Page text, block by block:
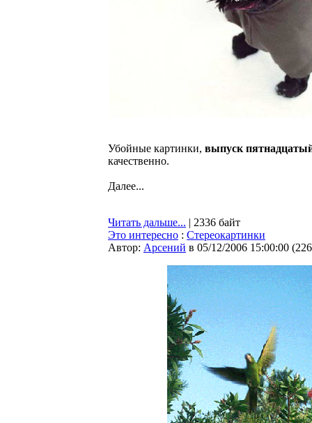
Убойные картинки, выпуск
качественно.
Далее...
Читать дальше... | 2336 байт
Это интересно : Cтереокартинки
Автор: Арсений в 05/12/2006 15:00:00 (